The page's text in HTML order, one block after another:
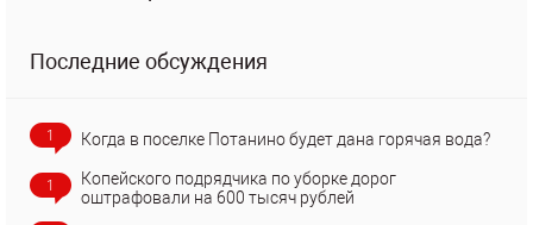
Последние обсуждения
1 Когда в поселке Потанино будет дана горячая вода?
1
Копейского подрядчика по уборке дорог
оштрафовали на 600 тысяч рублей